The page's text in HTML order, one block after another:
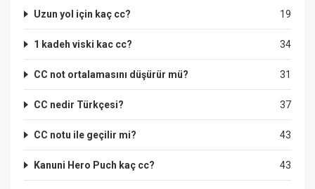
19
Uzun yol için kaç cc?
34
1 kadeh viski kac cc?
31
CC not ortalamasını düşürür mü?
37
CC nedir Türkçesi?
43
CC notu ile geçilir mi?
43
Kanuni Hero Puch kaç cc?